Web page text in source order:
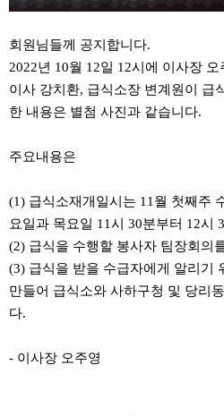
회원님들께 공지합니다.
2022년 10월 12일 12시에 이사장
이사 강치환, 급식소장 변계원이 급
한 내용은 별첨 사진과 같습니다.
주요내용은
(1) 급식소재개일시는 11월 첫째주
요일과 목요일 11시 30분부터 12시
(2) 급식을 수행할 봉사자 팀장회의
(3) 급식을 받을 수급자에게 알리기
만들어 급식소와 사하구청 및 당리
다.
- 이사장 오주영